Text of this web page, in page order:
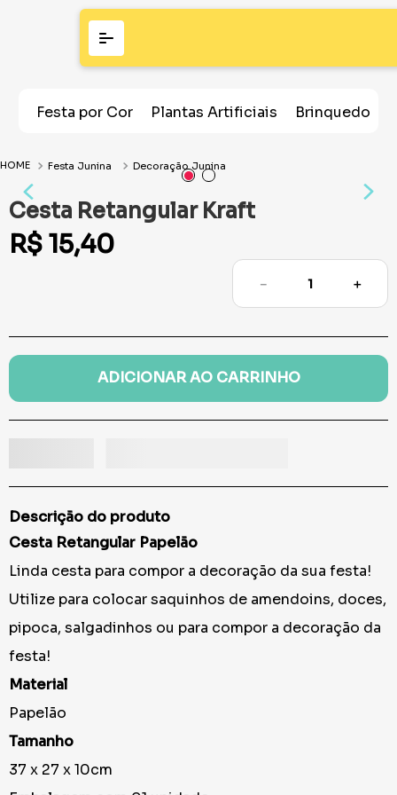
Festa por Cor Plantas Artificiais Brinquedos
Festa Junina Decoração Junina
Cesta Retangular Kraft
R$ 15,40
＋
－
ADICIONAR AO CARRINHO
Descrição do produto
Cesta Retangular Papelão
Linda cesta para compor a decoração da sua festa!
Utilize para colocar saquinhos de amendoins, doces,
pipoca, salgadinhos ou para compor a decoração da
festa!
Material
Papelão
Tamanho
37 x 27 x 10cm